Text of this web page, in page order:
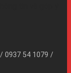
0937 54 1079 /